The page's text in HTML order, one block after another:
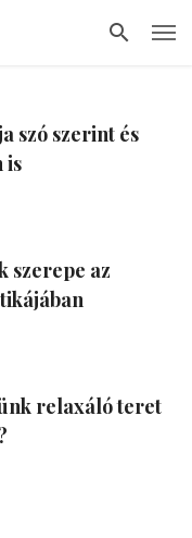
szó szerint és
is
szerepe az
relaxáló teret